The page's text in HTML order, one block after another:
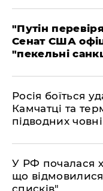
​"Путін
Сенат США
"пекельні
​Росія боїться
Камчатці та
підводних
​У РФ почалася
що